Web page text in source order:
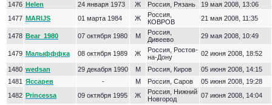
1476 Helen 24 января 1973 Ж Россия, Рязань
19 мая 2008, 13:06
1477 MARIJS 01 марта 1984 Ж
Россия,
КОВРОВ
21 мая 2008, 11:35
1478 Bear_1980 07 октября 1980 М
Россия,
Дивеево
29 мая 2008, 10:49
1479 Малыфффка 08 октября 1989 Ж
Россия, Ростов-
на-Дону
02 июня 2008, 18:52
1480 wedsan 29 декабря 1990 М Россия, Киров
05 июня 2008, 14:15
1481 Яссарев - М Россия, Саров
05 июня 2008, 19:28
1482 Princessa 09 октября 1995 Ж
Россия, Нижний
Новгород
07 июня 2008, 14:04